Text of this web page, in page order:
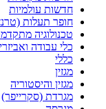
חדשות עולמיות
חופר תעלות
טכנולוגיה
כלי עבודה
כללי
מגזין
מגזין והיסטוריה
מגרדת (סקרייפר)